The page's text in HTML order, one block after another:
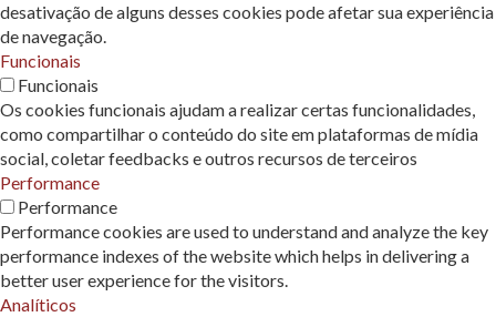
desativação de alguns desses cookies pode afetar sua experiência
de navegação.
Funcionais
Funcionais
Os cookies funcionais ajudam a realizar certas funcionalidades,
como compartilhar o conteúdo do site em plataformas de mídia
social, coletar feedbacks e outros recursos de terceiros
Performance
Performance
Performance cookies are used to understand and analyze the key
performance indexes of the website which helps in delivering a
better user experience for the visitors.
Analíticos